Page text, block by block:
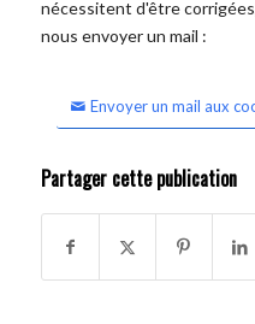
nécessitent d'être
nous envoyer un mail :
Envoyer un mail aux
Partager cette publication